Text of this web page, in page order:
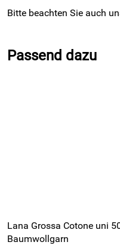
Bitte beachten Sie auch
Passend dazu
Lana Grossa Cotone uni
Baumwollgarn